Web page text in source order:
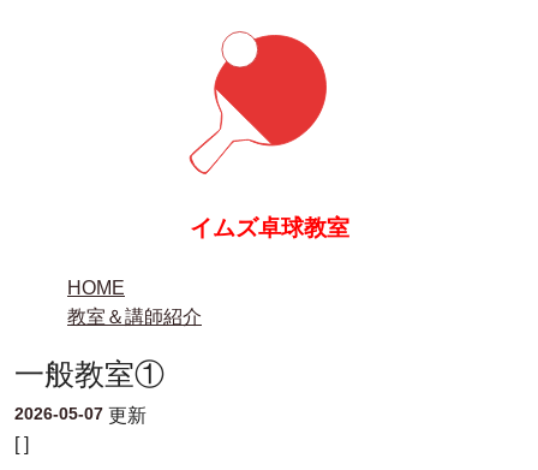
イムズ卓球教室
HOME
教室＆講師紹介
一般教室①
2026-05-07 更新
[ ]